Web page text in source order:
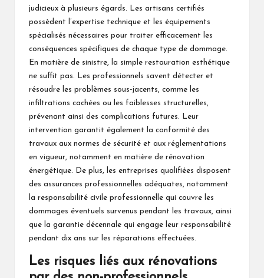
judicieux à plusieurs égards. Les artisans certifiés
possèdent l’expertise technique et les équipements
spécialisés nécessaires pour traiter efficacement les
conséquences spécifiques de chaque type de dommage.
En matière de sinistre, la simple restauration esthétique
ne suffit pas. Les professionnels savent détecter et
résoudre les problèmes sous-jacents, comme les
infiltrations cachées ou les faiblesses structurelles,
prévenant ainsi des complications futures. Leur
intervention garantit également la conformité des
travaux aux normes de sécurité et aux réglementations
en vigueur, notamment en matière de rénovation
énergétique. De plus, les entreprises qualifiées disposent
des assurances professionnelles adéquates, notamment
la responsabilité civile professionnelle qui couvre les
dommages éventuels survenus pendant les travaux, ainsi
que la garantie décennale qui engage leur responsabilité
pendant dix ans sur les réparations effectuées.
Les risques liés aux rénovations